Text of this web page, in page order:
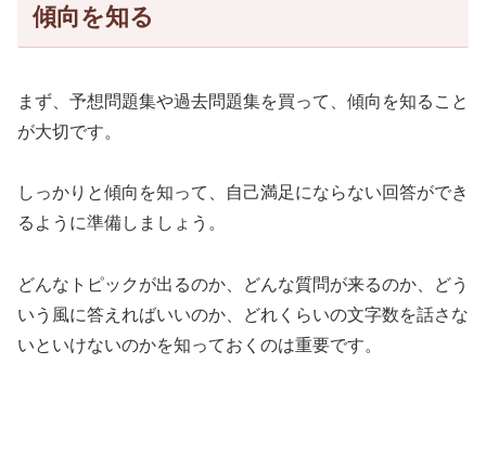
傾向を知る
まず、予想問題集や過去問題集を買って、傾向を知ること
が大切です。
しっかりと傾向を知って、自己満足にならない回答ができ
るように準備しましょう。
どんなトピックが出るのか、どんな質問が来るのか、どう
いう風に答えればいいのか、どれくらいの文字数を話さな
いといけないのかを知っておくのは重要です。